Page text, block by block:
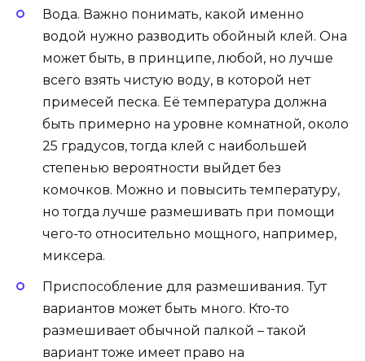
Вода. Важно понимать, какой именно
водой нужно разводить обойный клей. Она
может быть, в принципе, любой, но лучше
всего взять чистую воду, в которой нет
примесей песка. Её температура должна
быть примерно на уровне комнатной, около
25 градусов, тогда клей с наибольшей
степенью вероятности выйдет без
комочков. Можно и повысить температуру,
но тогда лучше размешивать при помощи
чего-то относительно мощного, например,
миксера.
Приспособление для размешивания. Тут
вариантов может быть много. Кто-то
размешивает обычной палкой – такой
вариант тоже имеет право на